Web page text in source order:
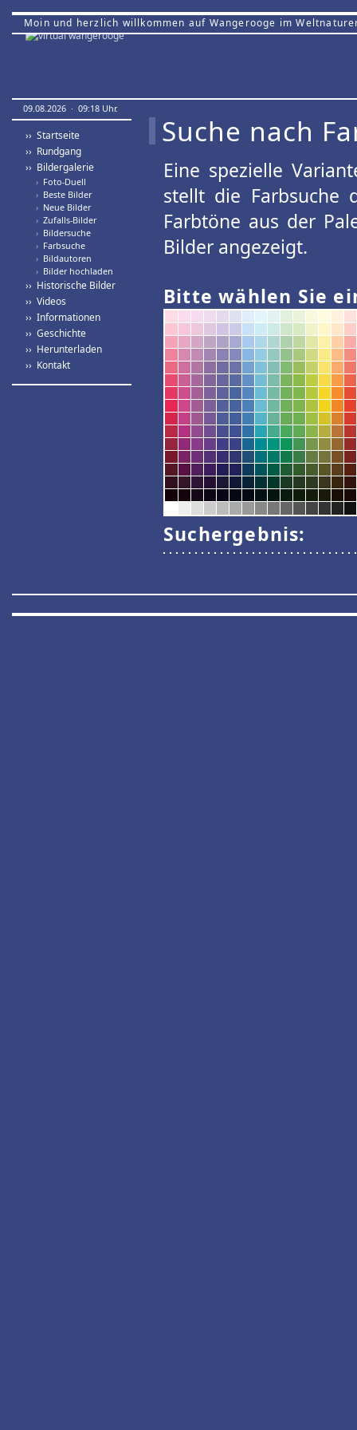
Moin und herzlich willkommen auf Wangerooge im
09.08.2026 · 09:18 Uhr.
›› Startseite
›› Rundgang
›› Bildergalerie
› Foto-Duell
› Beste Bilder
› Neue Bilder
› Zufalls-Bilder
› Bildersuche
› Farbsuche
› Bildautoren
› Bilder hochladen
›› Historische Bilder
›› Videos
›› Informationen
›› Geschichte
›› Herunterladen
›› Kontakt
Suche nach
Eine spezielle
stellt die Farbsuche
Farbtöne aus der
Bilder angezeigt.
Bitte wählen Sie
Suchergebnis: